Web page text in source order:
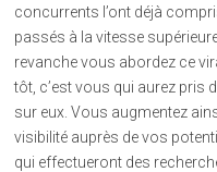
concurrents l’ont déjà
passés à la vitesse
revanche vous abordez ce
tôt, c’est vous qui aurez pris
sur eux. Vous augmentez
visibilité auprès de vos
qui effectueront des